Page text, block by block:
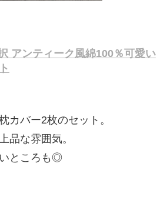
アンティーク風綿100％可愛い
カバー2枚のセット。
品な雰囲気。
ところも◎